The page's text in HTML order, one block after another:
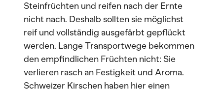
Steinfrüchten und reifen nach der Ernte
nicht nach. Deshalb sollten sie möglichst
reif und vollständig ausgefärbt gepflückt
werden. Lange Transportwege bekommen
den empfindlichen Früchten nicht: Sie
verlieren rasch an Festigkeit und Aroma.
Schweizer Kirschen haben hier einen